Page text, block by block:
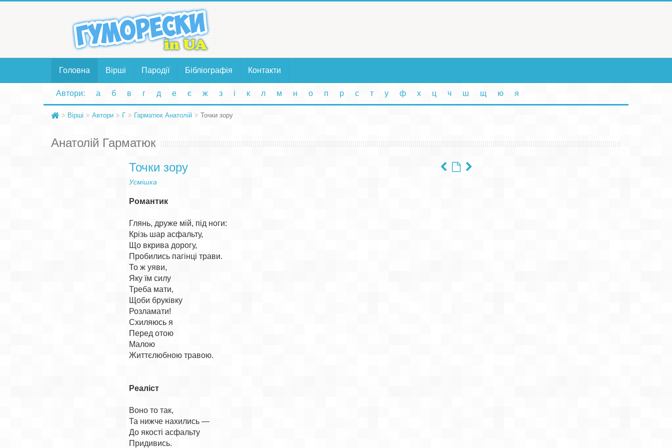
Головна Вірші Пародії Бібліографія Контакти
Автори: а б в г д е є ж з і к л м н о п р с т у ф х ц ч ш щ ю я
Вірші Автори Г Гарматюк Анатолій Точки зору
Анатолій Гарматюк
Точки зору
Усмішка
Романтик
Глянь, друже мій, під ноги:
Крізь шар асфальту,
Що вкрива дорогу,
Пробились пагінці трави.
То ж уяви,
Яку їм силу
Треба мати,
Щоби бруківку
Розламати!
Схиляюсь я
Перед отою
Малою
Життєлюбною травою.
Реаліст
Воно то так,
Та нижче нахились —
До якості асфальту